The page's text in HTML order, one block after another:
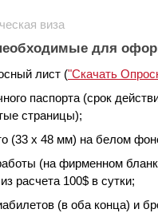
виза
для
лист ("Скачать
паспорта (срок
страницы);
(33 х 48 мм) на белом
(на фирменном
расчета 100$ в сутки;
(в оба конца) и